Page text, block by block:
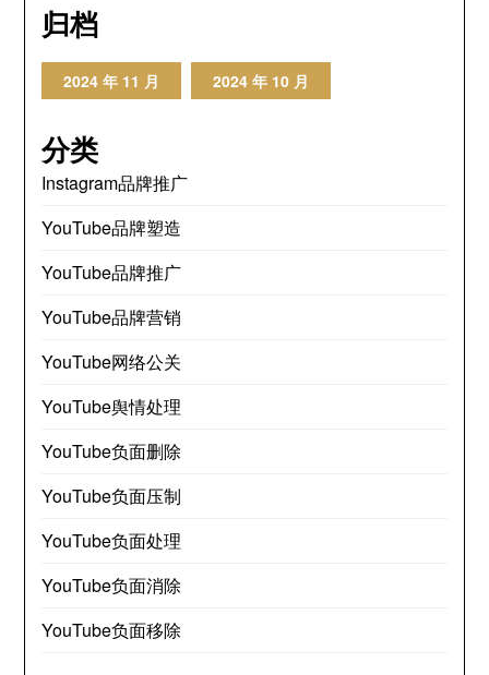
归档
2024 年 11 月 2024 年 10 月
分类
Instagram品牌推广
YouTube品牌塑造
YouTube品牌推广
YouTube品牌营销
YouTube网络公关
YouTube舆情处理
YouTube负面删除
YouTube负面压制
YouTube负面处理
YouTube负面消除
YouTube负面移除